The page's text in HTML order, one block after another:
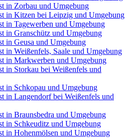
in Zorbau und Umgebung
in Kitzen bei Leipzig und Umgebung
in Tagewerben und Umgebung
in Granschütz und Umgebung
in Geusa und Umgebung
in Weißenfels, Saale und Umgebung
in Markwerben und Umgebung
in Storkau bei Weißenfels und
in Schkopau und Umgebung
in Langendorf bei Weißenfels und
in Braunsbedra und Umgebung
in Schkeuditz und Umgebung
in Hohenmölsen und Umgebung